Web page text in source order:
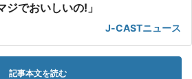
ジでおいしいの!」
J-CASTニュース
記事本文を読む